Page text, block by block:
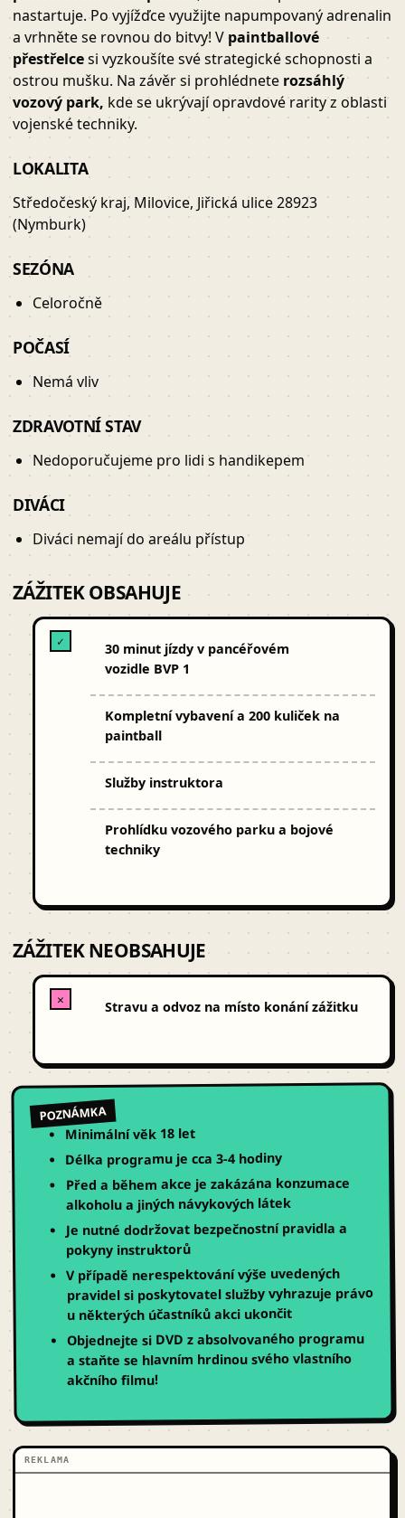
nastartuje. Po vyjížďce využijte napumpovaný adrenalin
a vrhněte se rovnou do bitvy! Vpaintballové
přestřelcesi vyzkoušíte své strategické schopnosti a
ostrou mušku. Na závěr si prohlédnete rozsáhlý
vozový park, kde se ukrývají opravdové rarity z oblasti
vojenské techniky.
LOKALITA
Středočeský kraj, Milovice, Jiřická ulice 28923
(Nymburk)
SEZÓNA
Celoročně
POČASÍ
Nemá vliv
ZDRAVOTNÍ STAV
Nedoporučujeme pro lidi s handikepem
DIVÁCI
Diváci nemají do areálu přístup
ZÁŽITEK OBSAHUJE
✓
30 minut jízdy v pancéřovém
vozidle BVP 1
Kompletní vybavení a 200 kuliček na
paintball
Služby instruktora
Prohlídku vozového parku a bojové
techniky
ZÁŽITEK NEOBSAHUJE
✕ Stravu a odvoz na místo konání zážitku
POZNÁMKA
Minimální věk 18 let
Délka programu je cca 3-4 hodiny
Před a během akce je zakázána konzumace
alkoholu a jiných návykových látek
Je nutné dodržovat bezpečnostní pravidla a
pokyny instruktorů
V případě nerespektování výše uvedených
pravidel si poskytovatel služby vyhrazuje právo
u některých účastníků akci ukončit
Objednejte si DVD z absolvovaného programu
a staňte se hlavním hrdinou svého vlastního
akčního filmu!
REKLAMA